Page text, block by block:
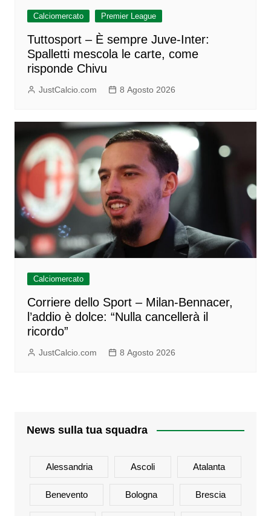
Calciomercato Premier League
Tuttosport – È sempre Juve-Inter:
Spalletti mescola le carte, come
risponde Chivu
JustCalcio.com 8 Agosto 2026
Calciomercato
Corriere dello Sport – Milan-Bennacer,
l’addio è dolce: “Nulla cancellerà il
ricordo”
JustCalcio.com 8 Agosto 2026
News sulla tua squadra
Alessandria Ascoli Atalanta
Benevento Bologna Brescia